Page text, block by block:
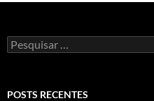
Pesquisar
por:
POSTS RECENTES